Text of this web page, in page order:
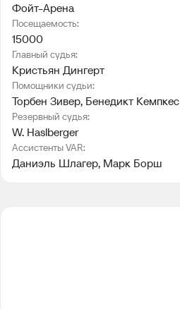
Фойт-Арена
Посещаемость:
15000
Главный судья:
Кристьян Дингерт
Помощники судьи:
Торбен Зивер, Бенедикт Кемпкес
Резервный судья:
W. Haslberger
Ассистенты VAR:
Даниэль Шлагер, Марк Борш